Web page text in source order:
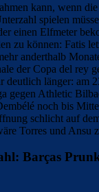
kann, wenn
spielen
einen Elfmeter
zu können: Fatis
anderthalb
der Copa del rey
deutlich länger: am
gegen Athletic
noch bis
schlicht auf
Torres und Ansu
Barças